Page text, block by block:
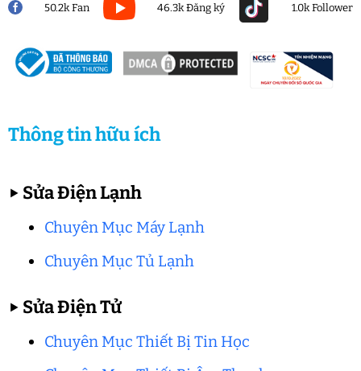
50.2k Fan 46.3k Đăng ký 1.0k Follower
Thông tin hữu ích
▶ Sửa Điện Lạnh
Chuyên Mục Máy Lạnh
Chuyên Mục Tủ Lạnh
▶ Sửa Điện Tử
Chuyên Mục Thiết Bị Tin Học